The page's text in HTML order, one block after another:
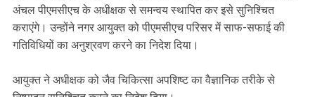
अंचल पीएमसीएच के अधीक्षक से समन्वय स्थापित कर इसे सुनिश्चित
कराएंगे। उन्होंने नगर आयुक्त को पीएमसीएच परिसर में साफ-सफाई की
गतिविधियों का अनुश्रवण करने का निदेश दिया।
आयुक्त ने अधीक्षक को जैव चिकित्सा अपशिष्ट का वैज्ञानिक तरीके से